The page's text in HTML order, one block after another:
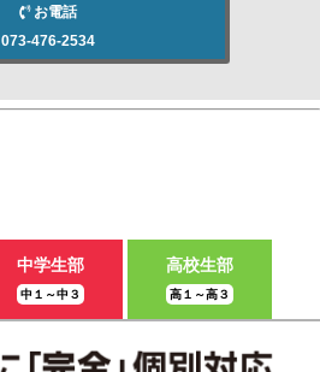
お電話
073-476-2534
中学生部
中１～中３
高校生部
高１～高３